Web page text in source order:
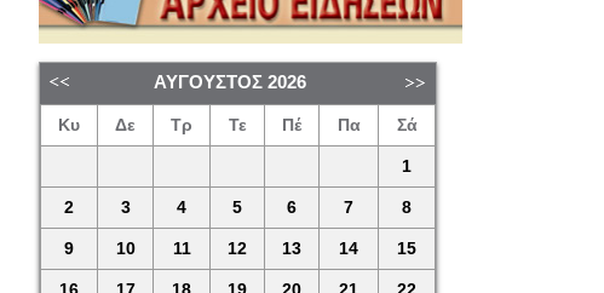
ΑΎΓΟΥΣΤΟΣ 2026
Κυ Δε Τρ Τε Πέ Πα Σά
1
2 3 4 5 6 7 8
9 10 11 12 13 14 15